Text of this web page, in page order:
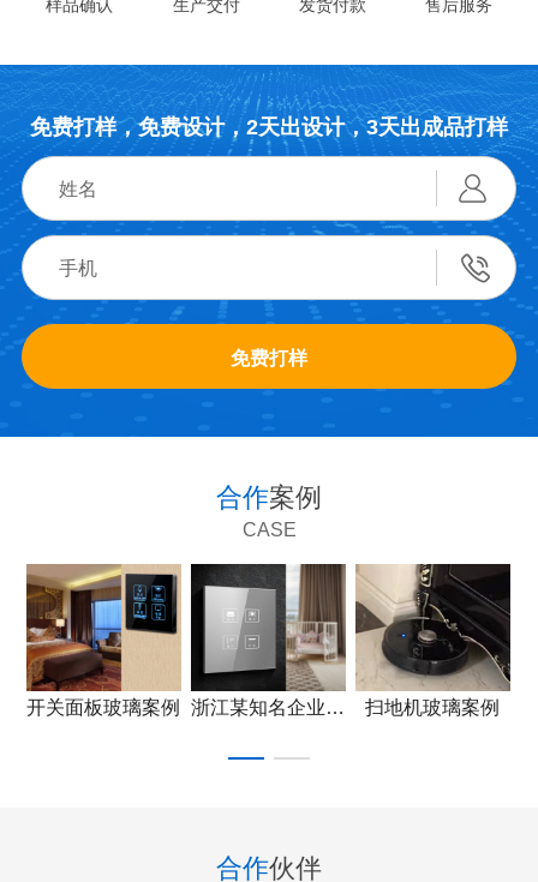
样品确认 生产交付 发货付款 售后服务
免费打样，免费设计，2天出设计，3天出成品打样
免费打样
合作案例
CASE
开关面板玻璃案例 浙江某知名企业产品应用 扫地机玻璃案例
合作伙伴